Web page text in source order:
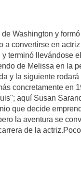
Washington y
convertirse en
terminó llevándose
de Melissa en la
y la siguiente
concretamente en
aquí Susan
que decide
la aventura se
de la